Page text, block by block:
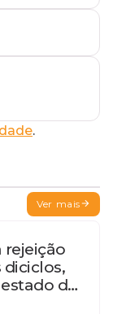
.
Ver mais
rejeição
de